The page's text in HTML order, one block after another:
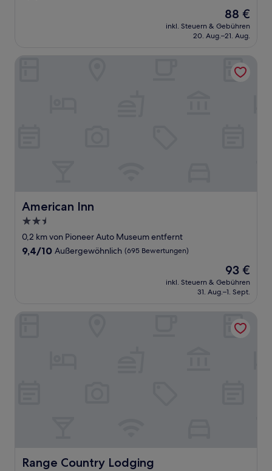
Der
Preis
beträgt
88 €
inkl. Steuern & Gebühren
20. Aug.–21. Aug.
American Inn
American Inn
2.5-
Sterne-
Unterkunft
0,2 km von Pioneer Auto Museum entfernt
9.4
9,4/10 Außergewöhnlich (695 Bewertungen)
Der
Preis
beträgt
93 €
inkl. Steuern & Gebühren
31. Aug.–1. Sept.
Range Country Lodging
Range Country Lodging